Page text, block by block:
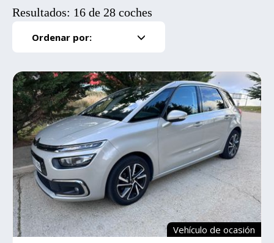
Resultados: 16 de 28 coches
Ordenar por:
Vehículo de ocasión